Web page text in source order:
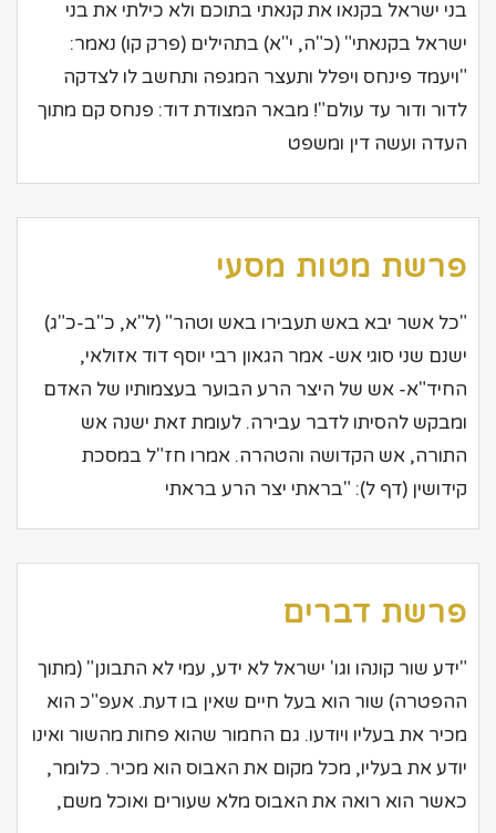
בני ישראל בקנאו את קנאתי בתוכם ולא כילתי את בני
ישראל בקנאתי" (כ"ה, י"א) בתהילים (פרק קו) נאמר:
"ויעמד פינחס ויפלל ותעצר המגפה ותחשב לו לצדקה
לדור ודור עד עולם"! מבאר המצודת דוד: פנחס קם מתוך
העדה ועשה דין ומשפט
פרשת מטות מסעי
"כל אשר יבא באש תעבירו באש וטהר" (ל"א, כ"ב-כ"ג)
ישנם שני סוגי אש- אמר הגאון רבי יוסף דוד אזולאי,
החיד"א- אש של היצר הרע הבוער בעצמותיו של האדם
ומבקש להסיתו לדבר עבירה. לעומת זאת ישנה אש
התורה, אש הקדושה והטהרה. אמרו חז"ל במסכת
קידושין (דף ל): "בראתי יצר הרע בראתי
פרשת דברים
"ידע שור קונהו וגו' ישראל לא ידע, עמי לא התבונן" (מתוך
ההפטרה) שור הוא בעל חיים שאין בו דעת. אעפ"כ הוא
מכיר את בעליו ויודעו. גם החמור שהוא פחות מהשור ואינו
יודע את בעליו, מכל מקום את האבוס הוא מכיר. כלומר,
כאשר הוא רואה את האבוס מלא שעורים ואוכל משם,